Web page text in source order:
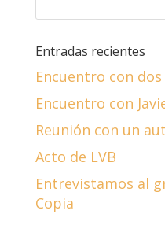
Entradas recientes
Encuentro con
Encuentro con
Reunión con un
Acto de LVB
Entrevistamos al
Copia